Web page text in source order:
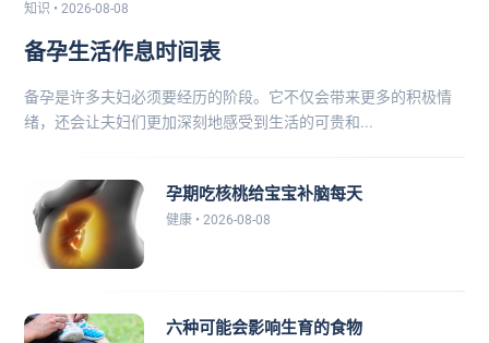
知识 • 2026-08-08
备孕生活作息时间表
备孕是许多夫妇必须要经历的阶段。它不仅会带来更多的积极情
绪，还会让夫妇们更加深刻地感受到生活的可贵和...
孕期吃核桃给宝宝补脑每天
健康 • 2026-08-08
六种可能会影响生育的食物